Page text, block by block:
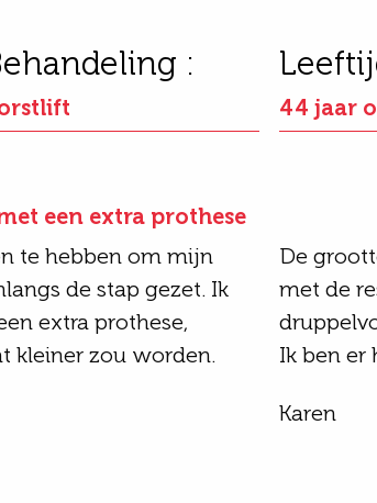
:
44 jaar
een extra prothese
te hebben om mijn
de stap gezet. Ik
extra prothese,
kleiner zou worden.
De
met de
Ik ben er
Karen